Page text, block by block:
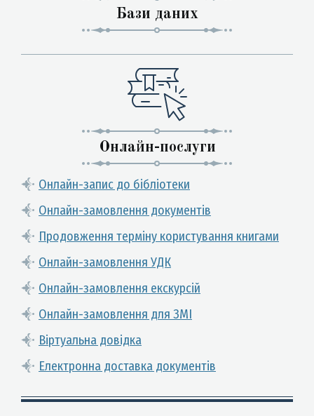
Бази даних
Онлайн-послуги
Онлайн-запис до бібліотеки
Онлайн-замовлення документів
Продовження терміну користування книгами
Онлайн-замовлення УДК
Онлайн-замовлення екскурсій
Онлайн-замовлення для ЗМІ
Віртуальна довідка
Електронна доставка документів